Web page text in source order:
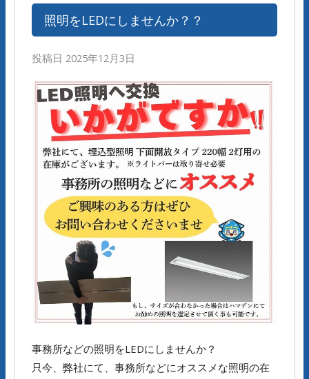
照明をLEDにしませんか？？
投稿日 2025年12月3日
事務所などの照明をLEDにしませんか？
只今、弊社にて、事務所などにオススメな照明の在